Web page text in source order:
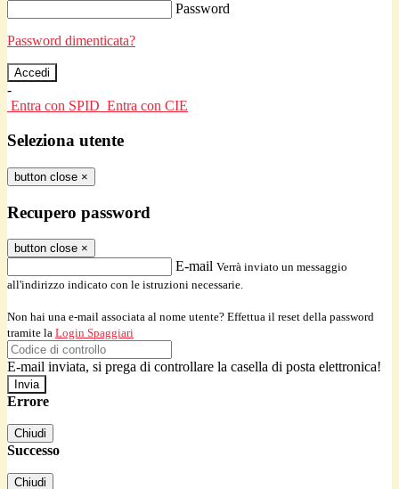
Password
Password dimenticata?
-
Entra con SPID Entra con CIE
Seleziona utente
button close ×
Recupero password
button close ×
E-mail Verrà inviato un messaggio
all'indirizzo indicato con le istruzioni necessarie.
Non hai una e-mail associata al nome utente? Effettua il reset della password
tramite la Login Spaggiari
E-mail inviata, si prega di controllare la casella di posta elettronica!
Errore
Chiudi
Successo
Chiudi